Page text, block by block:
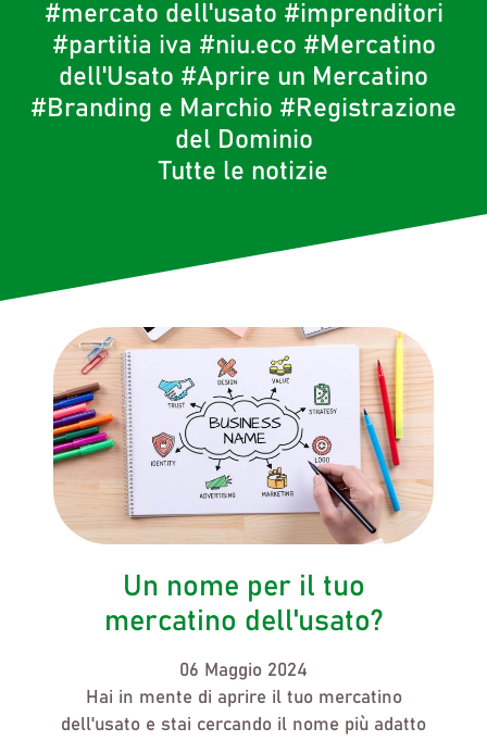
#mercato dell'usato #imprenditori
#partitia iva #niu.eco #Mercatino
dell'Usato #Aprire un Mercatino
#Branding e Marchio #Registrazione
del Dominio
Tutte le notizie
Un nome per il tuo
mercatino dell'usato?
06 Maggio 2024
Hai in mente di aprire il tuo mercatino
dell'usato e stai cercando il nome più adatto